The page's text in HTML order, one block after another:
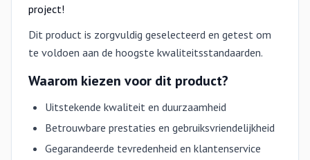
project!
Dit product is zorgvuldig geselecteerd en getest om
te voldoen aan de hoogste kwaliteitsstandaarden.
Waarom kiezen voor dit product?
Uitstekende kwaliteit en duurzaamheid
Betrouwbare prestaties en gebruiksvriendelijkheid
Gegarandeerde tevredenheid en klantenservice